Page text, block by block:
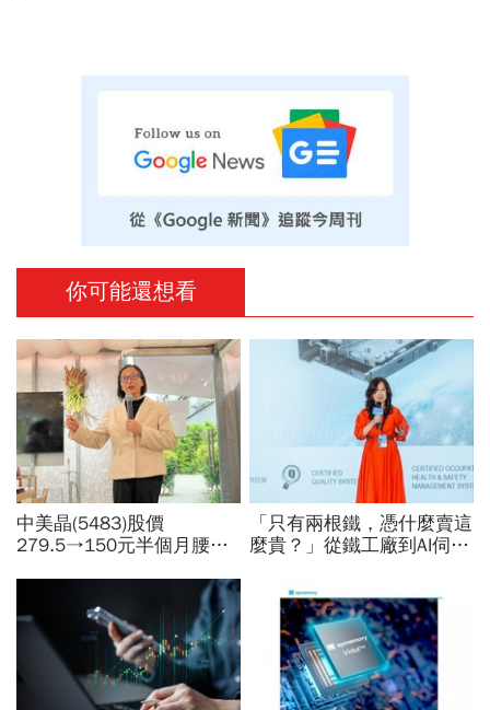
你可能還想看
中美晶(5483)股價
279.5→150元半個月腰
績、罕見抱屈自家股票：真
的被低估了
「只有兩根鐵，憑什麼賣這
麼貴？」從鐵工廠到AI伺服
城河創造超高毛利率